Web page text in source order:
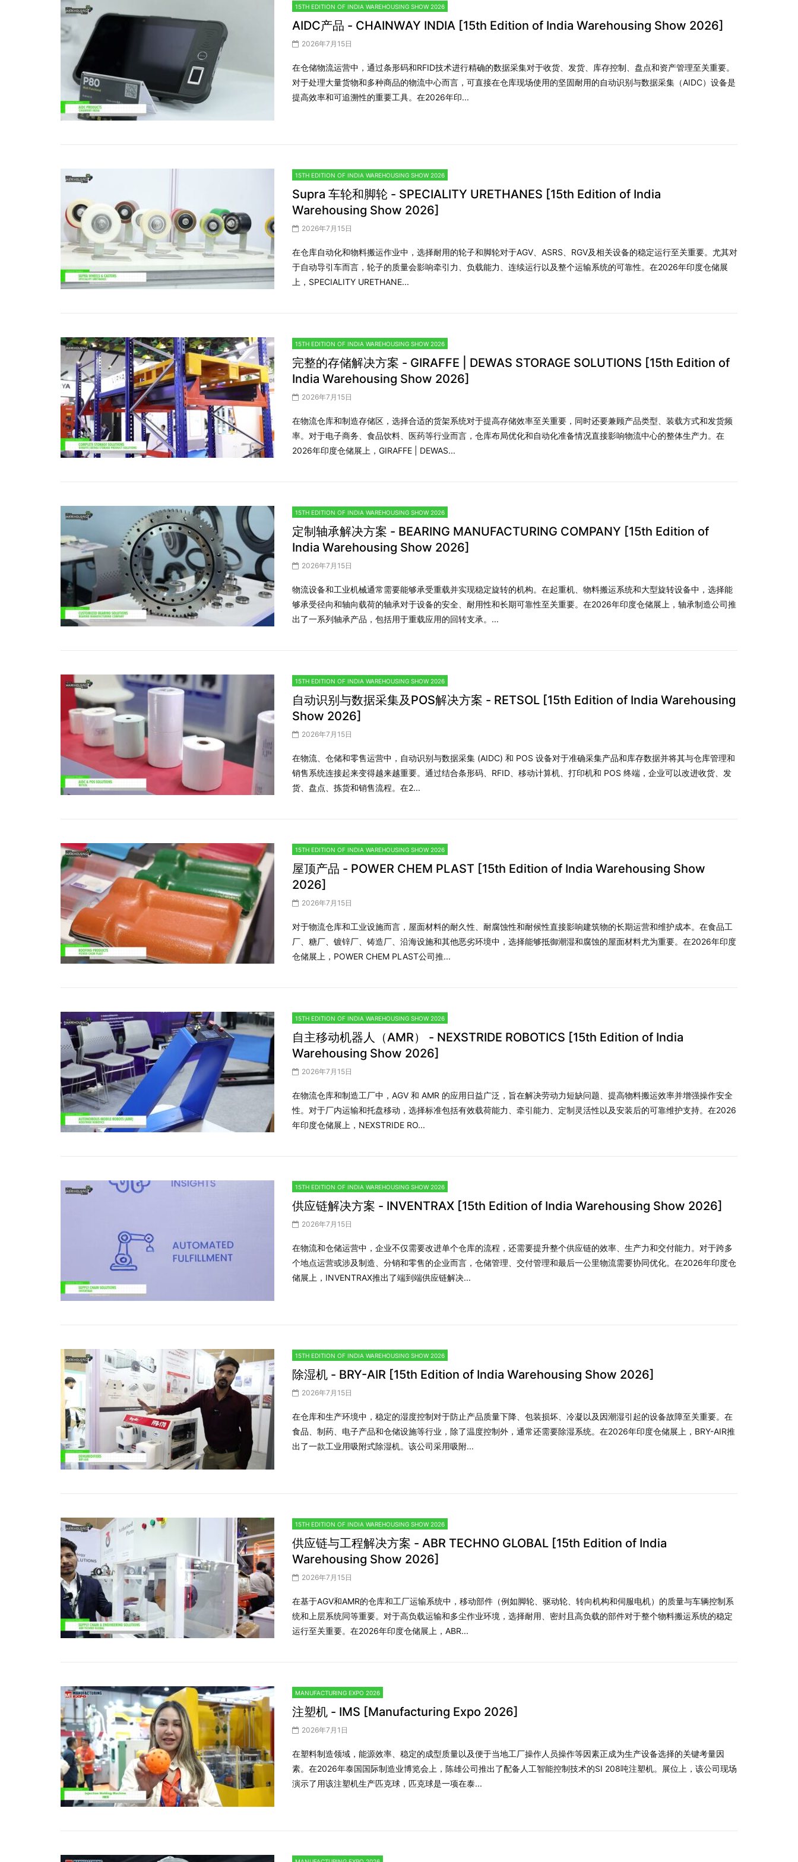
15TH EDITION OF INDIA WAREHOUSING SHOW 2026
AIDC产品 - CHAINWAY INDIA [15th Edition of India Warehousing Show 2026]
2026年7月15日
在仓储物流运营中，通过条形码和RFID技术进行精确的数据采集对于收货、发货、库存控制、盘点和资产管理至关重要。
对于处理大量货物和多种商品的物流中心而言，可直接在仓库现场使用的坚固耐用的自动识别与数据采集（AIDC）设备是
提高效率和可追溯性的重要工具。在2026年印...
15TH EDITION OF INDIA WAREHOUSING SHOW 2026
Supra 车轮和脚轮 - SPECIALITY URETHANES [15th Edition of India
Warehousing Show 2026]
2026年7月15日
在仓库自动化和物料搬运作业中，选择耐用的轮子和脚轮对于AGV、ASRS、RGV及相关设备的稳定运行至关重要。尤其对
于自动导引车而言，轮子的质量会影响牵引力、负载能力、连续运行以及整个运输系统的可靠性。在2026年印度仓储展
上，SPECIALITY URETHANE...
15TH EDITION OF INDIA WAREHOUSING SHOW 2026
完整的存储解决方案 - GIRAFFE | DEWAS STORAGE SOLUTIONS [15th Edition of
India Warehousing Show 2026]
2026年7月15日
在物流仓库和制造存储区，选择合适的货架系统对于提高存储效率至关重要，同时还要兼顾产品类型、装载方式和发货频
率。对于电子商务、食品饮料、医药等行业而言，仓库布局优化和自动化准备情况直接影响物流中心的整体生产力。在
2026年印度仓储展上，GIRAFFE | DEWAS...
15TH EDITION OF INDIA WAREHOUSING SHOW 2026
定制轴承解决方案 - BEARING MANUFACTURING COMPANY [15th Edition of
India Warehousing Show 2026]
2026年7月15日
物流设备和工业机械通常需要能够承受重载并实现稳定旋转的机构。在起重机、物料搬运系统和大型旋转设备中，选择能
够承受径向和轴向载荷的轴承对于设备的安全、耐用性和长期可靠性至关重要。在2026年印度仓储展上，轴承制造公司推
出了一系列轴承产品，包括用于重载应用的回转支承。...
15TH EDITION OF INDIA WAREHOUSING SHOW 2026
自动识别与数据采集及POS解决方案 - RETSOL [15th Edition of India Warehousing
Show 2026]
2026年7月15日
在物流、仓储和零售运营中，自动识别与数据采集 (AIDC) 和 POS 设备对于准确采集产品和库存数据并将其与仓库管理和
销售系统连接起来变得越来越重要。通过结合条形码、RFID、移动计算机、打印机和 POS 终端，企业可以改进收货、发
货、盘点、拣货和销售流程。在2...
15TH EDITION OF INDIA WAREHOUSING SHOW 2026
屋顶产品 - POWER CHEM PLAST [15th Edition of India Warehousing Show
2026]
2026年7月15日
对于物流仓库和工业设施而言，屋面材料的耐久性、耐腐蚀性和耐候性直接影响建筑物的长期运营和维护成本。在食品工
厂、糖厂、镀锌厂、铸造厂、沿海设施和其他恶劣环境中，选择能够抵御潮湿和腐蚀的屋面材料尤为重要。在2026年印度
仓储展上，POWER CHEM PLAST公司推...
15TH EDITION OF INDIA WAREHOUSING SHOW 2026
自主移动机器人（AMR） - NEXSTRIDE ROBOTICS [15th Edition of India
Warehousing Show 2026]
2026年7月15日
在物流仓库和制造工厂中，AGV 和 AMR 的应用日益广泛，旨在解决劳动力短缺问题、提高物料搬运效率并增强操作安全
性。对于厂内运输和托盘移动，选择标准包括有效载荷能力、牵引能力、定制灵活性以及安装后的可靠维护支持。在2026
年印度仓储展上，NEXSTRIDE RO...
15TH EDITION OF INDIA WAREHOUSING SHOW 2026
供应链解决方案 - INVENTRAX [15th Edition of India Warehousing Show 2026]
2026年7月15日
在物流和仓储运营中，企业不仅需要改进单个仓库的流程，还需要提升整个供应链的效率、生产力和交付能力。对于跨多
个地点运营或涉及制造、分销和零售的企业而言，仓储管理、交付管理和最后一公里物流需要协同优化。在2026年印度仓
储展上，INVENTRAX推出了端到端供应链解决...
15TH EDITION OF INDIA WAREHOUSING SHOW 2026
除湿机 - BRY-AIR [15th Edition of India Warehousing Show 2026]
2026年7月15日
在仓库和生产环境中，稳定的湿度控制对于防止产品质量下降、包装损坏、冷凝以及因潮湿引起的设备故障至关重要。在
食品、制药、电子产品和仓储设施等行业，除了温度控制外，通常还需要除湿系统。在2026年印度仓储展上，BRY-AIR推
出了一款工业用吸附式除湿机。该公司采用吸附...
15TH EDITION OF INDIA WAREHOUSING SHOW 2026
供应链与工程解决方案 - ABR TECHNO GLOBAL [15th Edition of India
Warehousing Show 2026]
2026年7月15日
在基于AGV和AMR的仓库和工厂运输系统中，移动部件（例如脚轮、驱动轮、转向机构和伺服电机）的质量与车辆控制系
统和上层系统同等重要。对于高负载运输和多尘作业环境，选择耐用、密封且高负载的部件对于整个物料搬运系统的稳定
运行至关重要。在2026年印度仓储展上，ABR...
MANUFACTURING EXPO 2026
注塑机 - IMS [Manufacturing Expo 2026]
2026年7月1日
在塑料制造领域，能源效率、稳定的成型质量以及便于当地工厂操作人员操作等因素正成为生产设备选择的关键考量因
素。在2026年泰国国际制造业博览会上，陈雄公司推出了配备人工智能控制技术的SI 208吨注塑机。展位上，该公司现场
演示了用该注塑机生产匹克球，匹克球是一项在泰...